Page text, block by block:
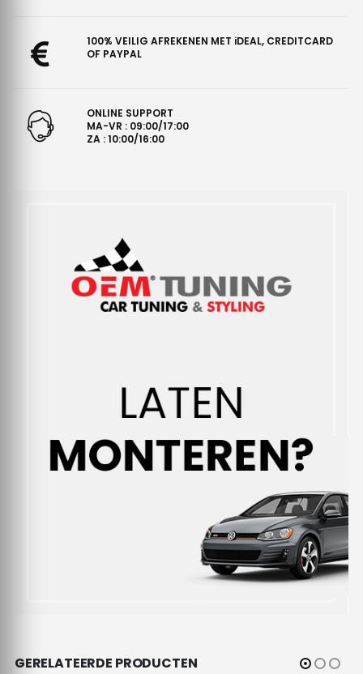
100% VEILIG AFREKENEN MET iDEAL, CREDITCARD
OF PAYPAL
ONLINE SUPPORT
MA-VR : 09:00/17:00
ZA : 10:00/16:00
GERELATEERDE PRODUCTEN